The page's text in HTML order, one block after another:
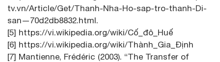
tv.vn/Article/Get/Thanh-Nha-Ho-sap-tro-thanh-Di-
san—70d2db8832.html.
[5] https://vi.wikipedia.org/wiki/Cố_đô_Huế
[6] https://vi.wikipedia.org/wiki/Thành_Gia_Định
[7] Mantienne, Frédéric (2003). “The Transfer of